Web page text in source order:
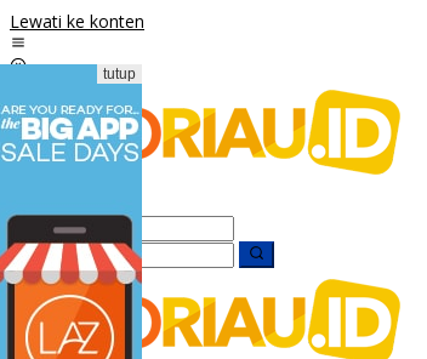
Lewati ke konten
tutup